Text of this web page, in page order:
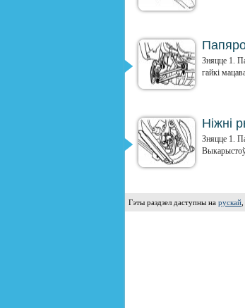
Зняцце 1.
гайкі
Ніжні
Зняцце 1.
Гэты раздзел даступны на рускай